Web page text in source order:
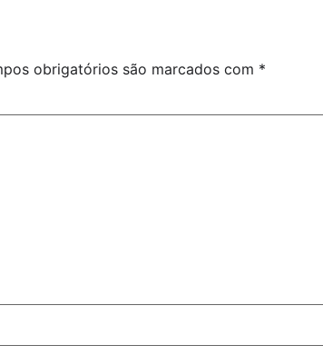
obrigatórios são marcados com *